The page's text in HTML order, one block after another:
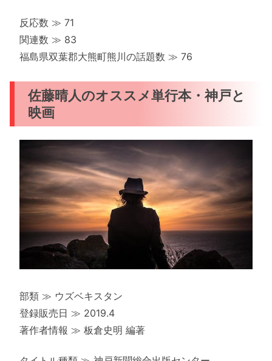
反応数 ≫ 71
関連数 ≫ 83
福島県双葉郡大熊町熊川の話題数 ≫ 76
佐藤晴人のオススメ単行本・神戸と
映画
部類 ≫ ウズベキスタン
登録販売日 ≫ 2019.4
著作者情報 ≫ 板倉史明 編著